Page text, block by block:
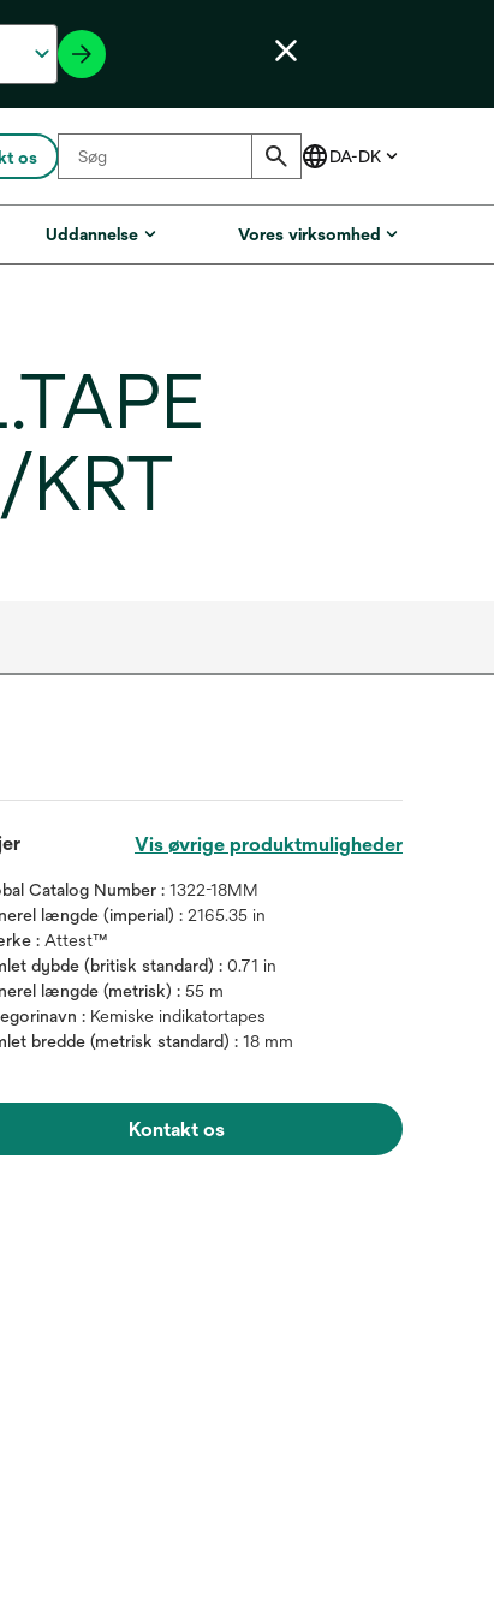
os
Uddannelse Vores virksomhed
KRT
Vis øvrige produktmuligheder
Catalog Number :1322-18MM
længde (imperial) :2165.35 in
: Attest™
dybde (britisk standard) :0.71 in
længde (metrisk) :55 m
: Kemiske indikatortapes
bredde (metrisk standard) :18 mm
Kontakt os